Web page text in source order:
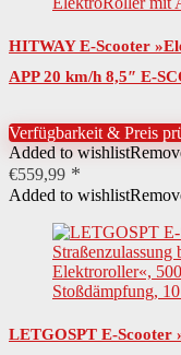
HITWAY E-Scooter
APP 20 km/h 8,5″ E-
Verfügbarkeit & Preis
Added to wishlist
€559,99
Added to wishlist
LETGOSPT E-Scooter